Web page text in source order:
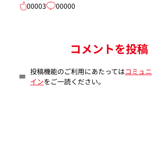
00003
00000
コメントを投稿
投稿機能のご利用にあたってはコミュ
インをご一読ください。